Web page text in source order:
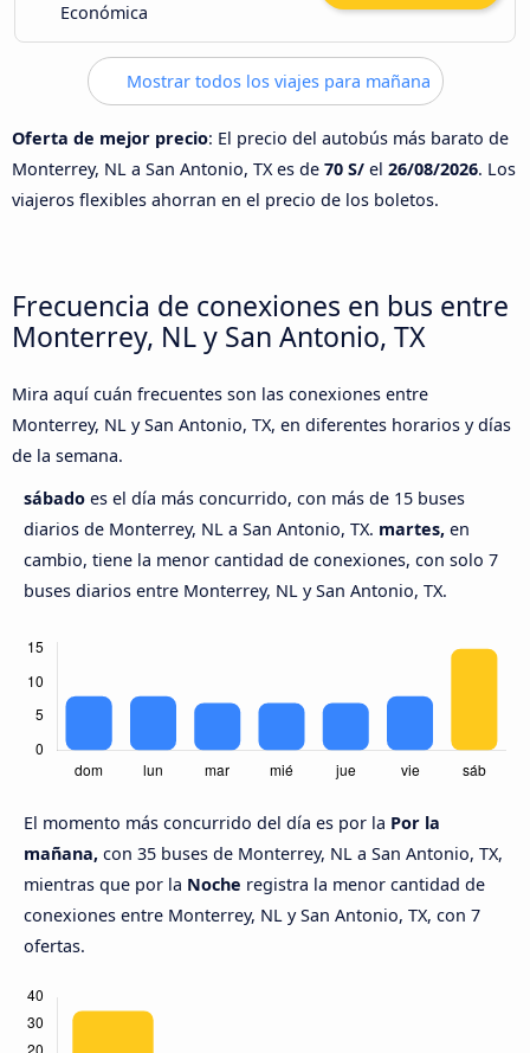
Económica
Mostrar todos los viajes para mañana
Oferta de mejor precio: El precio del autobús más barato de
Monterrey, NL a San Antonio, TX es de 70 S/ el 26/08/2026. Los
viajeros flexibles ahorran en el precio de los boletos.
Frecuencia de conexiones en bus entre
Monterrey, NL y San Antonio, TX
Mira aquí cuán frecuentes son las conexiones entre
Monterrey, NL y San Antonio, TX, en diferentes horarios y días
de la semana.
sábado es el día más concurrido, con más de 15 buses
diarios de Monterrey, NL a San Antonio, TX. martes, en
cambio, tiene la menor cantidad de conexiones, con solo 7
buses diarios entre Monterrey, NL y San Antonio, TX.
El momento más concurrido del día es por la Por la
mañana, con 35 buses de Monterrey, NL a San Antonio, TX,
mientras que por la Noche registra la menor cantidad de
conexiones entre Monterrey, NL y San Antonio, TX, con 7
ofertas.